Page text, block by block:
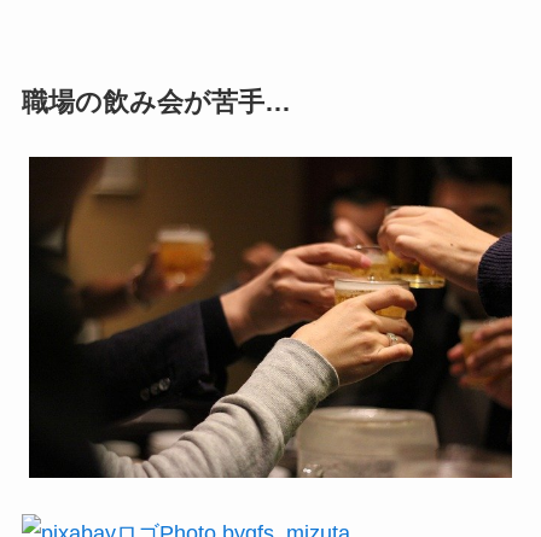
職場の飲み会が苦手…